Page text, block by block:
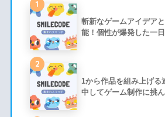
1
斬新なゲームアイデア
能！個性が爆発した一日
2
1から作品を組み上げる
中してゲーム制作に挑